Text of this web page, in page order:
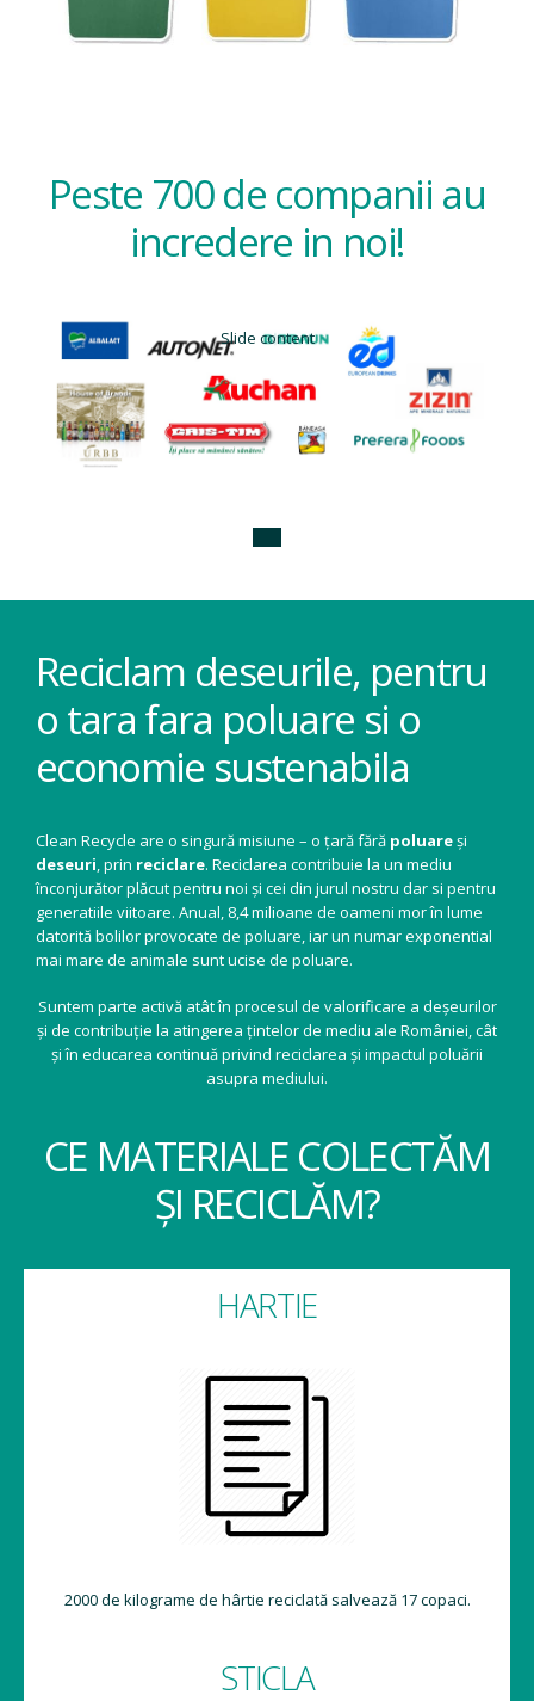
Peste 700 de companii au
incredere in noi!
Slide content
Reciclam deseurile, pentru
o tara fara poluare si o
economie sustenabila
Clean Recycle are o singură misiune – o țară fără poluareși
deseuri, prin reciclare. Reciclarea contribuie la un mediu
înconjurător plăcut pentru noi și cei din jurul nostru dar si pentru
generatiile viitoare. Anual, 8,4 milioane de oameni mor în lume
datorită bolilor provocate de poluare, iar un numar exponential
mai mare de animale sunt ucise de poluare.
Suntem parte activă atât în procesul de valorificare a deșeurilor
și de contribuție la atingerea țintelor de mediu ale României, cât
și în educarea continuă privind reciclarea și impactul poluării
asupra mediului.
CE MATERIALE COLECTĂM
ȘI RECICLĂM?
HARTIE
2000 de kilograme de hârtie reciclată salvează 17 copaci.
STICLA